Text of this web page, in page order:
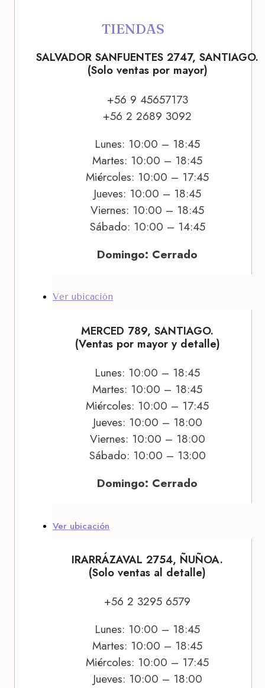
TIENDAS
SALVADOR SANFUENTES 2747, SANTIAGO.
(Solo ventas por mayor)
+56 9 45657173
+56 2 2689 3092
Lunes: 10:00 – 18:45
Martes: 10:00 – 18:45
Miércoles: 10:00 – 17:45
Jueves: 10:00 – 18:45
Viernes: 10:00 – 18:45
Sábado: 10:00 – 14:45
Domingo: Cerrado
Ver ubicación
MERCED 789, SANTIAGO.
(Ventas por mayor y detalle)
Lunes: 10:00 – 18:45
Martes: 10:00 – 18:45
Miércoles: 10:00 – 17:45
Jueves: 10:00 – 18:00
Viernes: 10:00 – 18:00
Sábado: 10:00 – 13:00
Domingo: Cerrado
Ver ubicación
IRARRÁZAVAL 2754, ÑUÑOA.
(Solo ventas al detalle)
+56 2 3295 6579
Lunes: 10:00 – 18:45
Martes: 10:00 – 18:45
Miércoles: 10:00 – 17:45
Jueves: 10:00 – 18:00